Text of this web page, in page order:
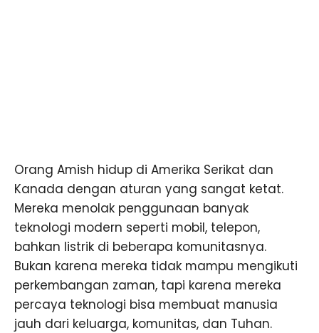
Orang Amish hidup di Amerika Serikat dan
Kanada dengan aturan yang sangat ketat.
Mereka menolak penggunaan banyak
teknologi modern seperti mobil, telepon,
bahkan listrik di beberapa komunitasnya.
Bukan karena mereka tidak mampu mengikuti
perkembangan zaman, tapi karena mereka
percaya teknologi bisa membuat manusia
jauh dari keluarga, komunitas, dan Tuhan.